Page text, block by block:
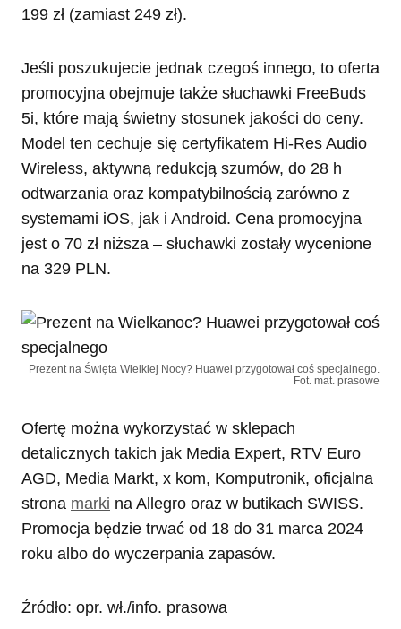
199 zł (zamiast 249 zł).
Jeśli poszukujecie jednak czegoś innego, to oferta
promocyjna obejmuje także słuchawki FreeBuds
5i, które mają świetny stosunek jakości do ceny.
Model ten cechuje się certyfikatem Hi-Res Audio
Wireless, aktywną redukcją szumów, do 28 h
odtwarzania oraz kompatybilnością zarówno z
systemami iOS, jak i Android. Cena promocyjna
jest o 70 zł niższa – słuchawki zostały wycenione
na 329 PLN.
Prezent na Święta Wielkiej Nocy? Huawei przygotował coś specjalnego.
Fot. mat. prasowe
Ofertę można wykorzystać w sklepach
detalicznych takich jak Media Expert, RTV Euro
AGD, Media Markt, x kom, Komputronik, oficjalna
strona marki na Allegro oraz w butikach SWISS.
Promocja będzie trwać od 18 do 31 marca 2024
roku albo do wyczerpania zapasów.
Źródło: opr. wł./info. prasowa